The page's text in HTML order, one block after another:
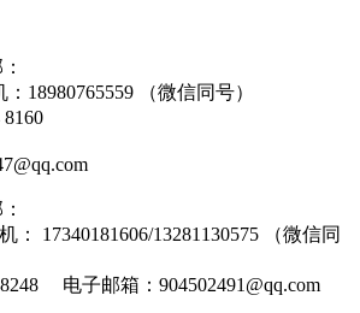
18980765559 （微信同号）
028-8614 8160
17340181606/13281130575 （微信同
电子邮箱：904502491@qq.com